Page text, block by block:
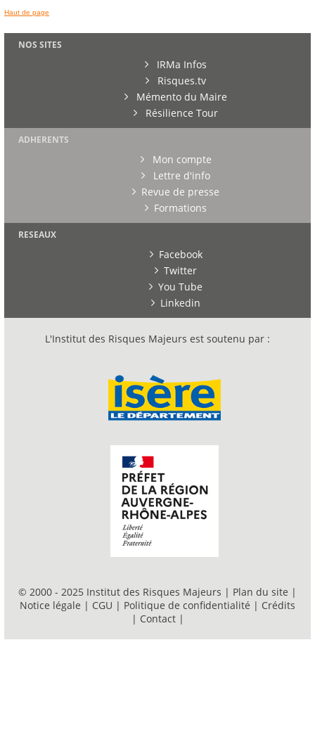
Haut de page
NOS SITES
IRMa Infos
Risques.tv
Mémento du Maire
Résilience Tour
ADHERENTS
Mon compte
Lettre d'info
Revue de presse
Formations
RESEAUX
Facebook
Twitter
You Tube
Linkedin
L'Institut des Risques Majeurs est soutenu par :
© 2000 - 2025 Institut des Risques Majeurs | Plan du site |
Notice légale | CGU | Politique de confidentialité | Crédits
| Contact |